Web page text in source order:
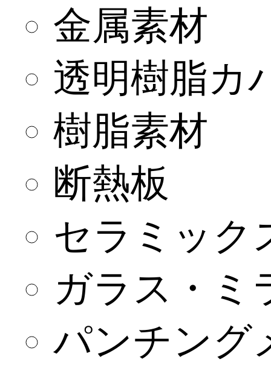
金属素材
透明樹脂カ
樹脂素材
断熱板
セラミック
ガラス・ミ
パンチング